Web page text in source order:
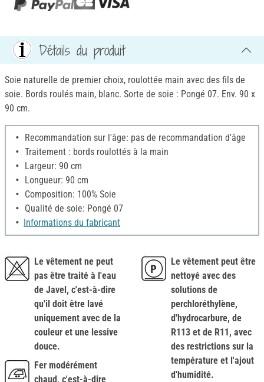
Détails du produit
Soie naturelle de premier choix, roulottée main avec des fils de
soie. Bords roulés main, blanc. Sorte de soie : Pongé 07. Env. 90 x
90 cm.
Recommandation sur l'âge: pas de recommandation d'âge
Traitement : bords roulottés à la main
Largeur: 90 cm
Longueur: 90 cm
Composition: 100% Soie
Qualité de soie: Pongé 07
Informations du fabricant
Le vêtement ne peut
pas être traité à l'eau
de Javel, c'est-à-dire
qu'il doit être lavé
uniquement avec de la
couleur et une lessive
douce.
Fer modérément
chaud, c'est-à-dire
Le vêtement peut être
nettoyé avec des
solutions de
perchloréthylène,
d'hydrocarbure, de
R113 et de R11, avec
des restrictions sur la
température et l'ajout
d'humidité.